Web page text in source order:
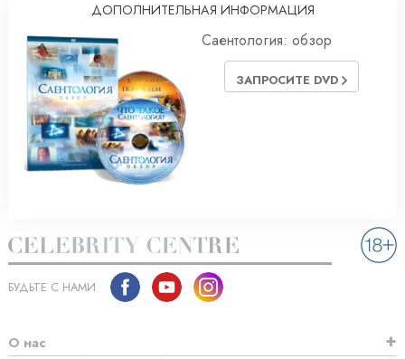
ДОПОЛНИТЕЛЬНАЯ ИНФОРМАЦИЯ
Саентология: обзор
ЗАПРОСИТЕ DVD
БУДЬТЕ С НАМИ
О нас